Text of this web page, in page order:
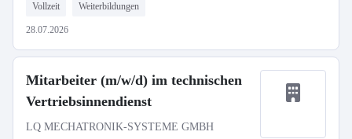
Vollzeit Weiterbildungen
28.07.2026
Mitarbeiter (m/w/d) im technischen
Vertriebsinnendienst
LQ MECHATRONIK-SYSTEME GMBH